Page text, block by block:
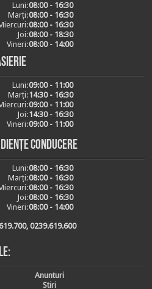
Luni:08:00 - 16:30
Marți:08:00 - 16:30
08:00 - 16:30
Joi:08:00 - 18:30
Vineri:08:00 - 14:00
Luni:09:00 - 11:00
Marți:14:30 - 16:30
09:00 - 11:00
Joi:14:30 - 16:30
Vineri:09:00 - 11:00
conducere
Luni:08:00 - 16:30
Marți:08:00 - 16:30
08:00 - 16:30
Joi:08:00 - 16:30
Vineri:08:00 - 14:00
0239.619.600
Anunturi
Stiri